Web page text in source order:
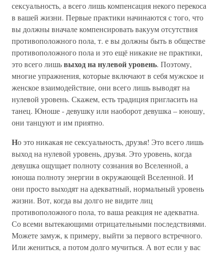
сексуальность, а всего лишь компенсация некого перекоса
в вашей жизни. Первые практики начинаются с того, что
вы должны вначале компенсировать вакуум отсутствия
противоположного пола, т. е вы должны быть в обществе
противоположного пола и это ещё никакие не практики,
это всего лишьвыход на нулевой уровень. Поэтому,
многие упражнения, которые включают в себя мужское и
женское взаимодействие, они всего лишь выводят на
нулевой уровень. Скажем, есть традиция пригласить на
танец. Юноше - девушку или наоборот девушка – юношу,
они танцуют и им приятно.
Но это никакая не сексуальность, друзья! Это всего лишь
выход на нулевой уровень, друзья. Это уровень, когда
девушка ощущает полноту сознания во Вселенной, а
юноша полноту энергии в окружающей Вселенной. И
они просто выходят на адекватный, нормальный уровень
жизни. Вот, когда вы долго не видите лиц
противоположного пола, то ваша реакция не адекватна.
Со всеми вытекающими отрицательными последствиями.
Можете замуж, к примеру, выйти за первого встречного.
Или жениться, а потом долго мучиться. А вот если у вас